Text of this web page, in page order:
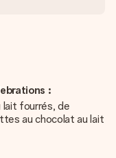
:
fourrés, de
au chocolat au lait